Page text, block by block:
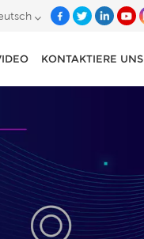
English
Español
Tiếng Việt
KONTAKTIERE UNS